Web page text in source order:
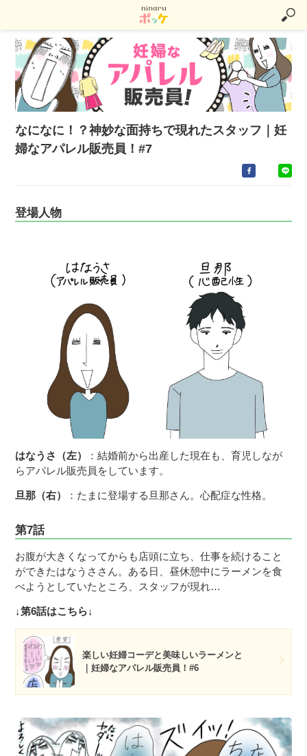
なになに！？神妙な面持ちで現れたスタッフ｜妊
婦なアパレル販売員！#7
登場人物
はなうさ（左）
：結婚前から出産した現在も、育児しなが
らアパレル販売員をしています。
旦那（右） ：たまに登場する旦那さん。心配症な性格。
第7話
お腹が大きくなってからも店頭に立ち、仕事を続けること
ができたはなうささん。ある日、昼休憩中にラーメンを食
べようとしていたところ、スタッフが現れ…
↓第6話はこちら↓
楽しい妊婦コーデと美味しいラーメンと
｜妊婦なアパレル販売員！#6